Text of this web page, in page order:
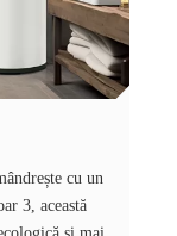
cu un
3, această